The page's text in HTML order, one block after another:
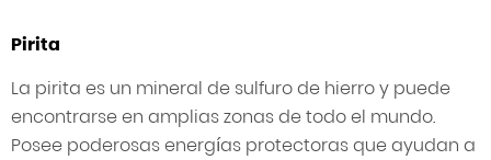
Pirita
La pirita es un mineral de sulfuro de hierro y puede
encontrarse en amplias zonas de todo el mundo.
Posee poderosas energías protectoras que ayudan a